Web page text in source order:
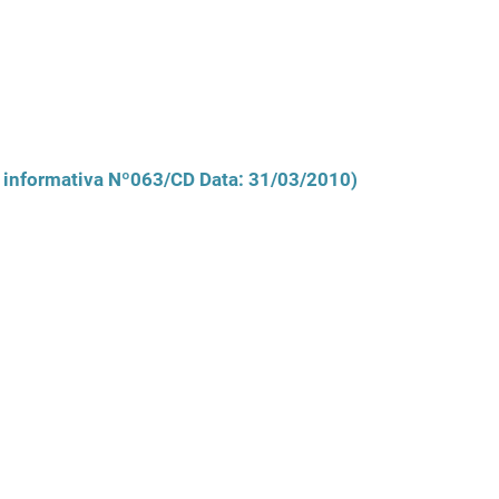
Nº063/CD Data: 31/03/2010)